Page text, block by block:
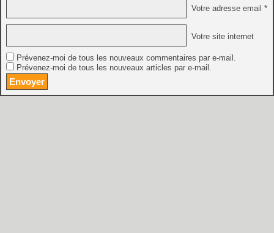
Votre adresse email *
Votre site internet
Prévenez-moi de tous les nouveaux commentaires par e-mail.
Prévenez-moi de tous les nouveaux articles par e-mail.